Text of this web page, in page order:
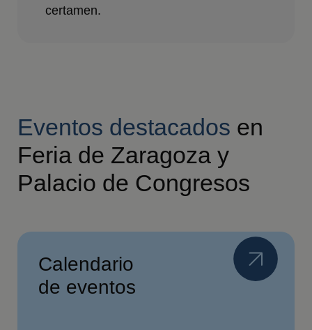
certamen.
Eventos destacados en
Feria de Zaragoza y
Palacio de Congresos
Calendario
de eventos